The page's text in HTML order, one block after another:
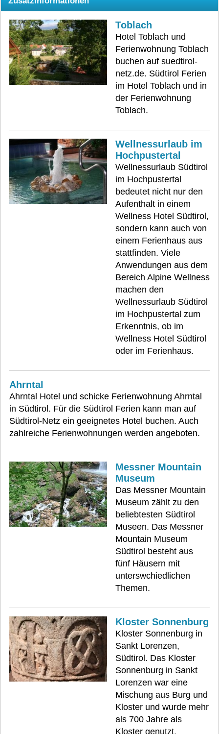
Toblach
Hotel Toblach und
Ferienwohnung Toblach
buchen auf suedtirol-
netz.de. Südtirol Ferien
im Hotel Toblach und in
der Ferienwohnung
Toblach.
Wellnessurlaub im
Hochpustertal
Wellnessurlaub Südtirol
im Hochpustertal
bedeutet nicht nur den
Aufenthalt in einem
Wellness Hotel Südtirol,
sondern kann auch von
einem Ferienhaus aus
stattfinden. Viele
Anwendungen aus dem
Bereich Alpine Wellness
machen den
Wellnessurlaub Südtirol
im Hochpustertal zum
Erkenntnis, ob im
Wellness Hotel Südtirol
oder im Ferienhaus.
Ahrntal
Ahrntal Hotel und schicke Ferienwohnung Ahrntal
in Südtirol. Für die Südtirol Ferien kann man auf
Südtirol-Netz ein geeignetes Hotel buchen. Auch
zahlreiche Ferienwohnungen werden angeboten.
Messner Mountain
Museum
Das Messner Mountain
Museum zählt zu den
beliebtesten Südtirol
Museen. Das Messner
Mountain Museum
Südtirol besteht aus
fünf Häusern mit
unterswchiedlichen
Themen.
Kloster Sonnenburg
Kloster Sonnenburg in
Sankt Lorenzen,
Südtirol. Das Kloster
Sonnenburg in Sankt
Lorenzen war eine
Mischung aus Burg und
Kloster und wurde mehr
als 700 Jahre als
Kloster genutzt.